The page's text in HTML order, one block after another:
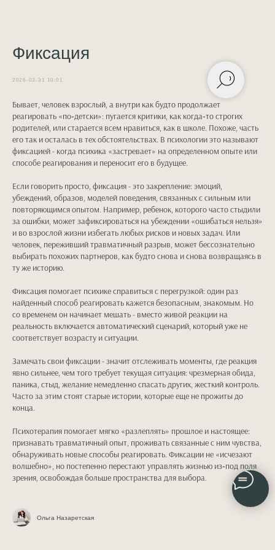
Фиксация
2026-03-31 10:01
Бывает, человек взрослый, а внутри как будто продолжает
реагировать «по‑детски»: пугается критики, как когда‑то строгих
родителей, или старается всем нравиться, как в школе. Похоже, часть
его так и осталась в тех обстоятельствах. В психологии это называют
фиксацией - когда психика «застревает» на определенном опыте или
способе реагирования и переносит его в будущее.
Если говорить просто, фиксация - это закрепление: эмоций,
убеждений, образов, моделей поведения, связанных с сильным или
повторяющимся опытом. Например, ребенок, которого часто стыдили
за ошибки, может зафиксироваться на убеждении «ошибаться нельзя»
и во взрослой жизни избегать любых рисков и новых задач. Или
человек, переживший травматичный разрыв, может бессознательно
выбирать похожих партнеров, как будто снова и снова возвращаясь в
ту же историю.
Фиксация помогает психике справиться с перегрузкой: один раз
найденный способ реагировать кажется безопасным, знакомым. Но
со временем он начинает мешать - вместо живой реакции на
реальность включается автоматический сценарий, который уже не
соответствует возрасту и ситуации.
Замечать свои фиксации - значит отслеживать моменты, где реакция
явно сильнее, чем того требует текущая ситуация: чрезмерная обида,
паника, стыд, желание немедленно спасать других, жесткий контроль.
Часто за этим стоят старые истории, которые еще не прожиты до
конца.
Психотерапия помогает мягко «разлеплять» прошлое и настоящее:
признавать травматичный опыт, проживать связанные с ним чувства,
обнаруживать новые способы реагировать. Фиксации не «исчезают
волшебно», но постепенно перестают управлять жизнью из‑под поля
зрения, освобождая больше пространства для выбора.
Ольга Назаретская